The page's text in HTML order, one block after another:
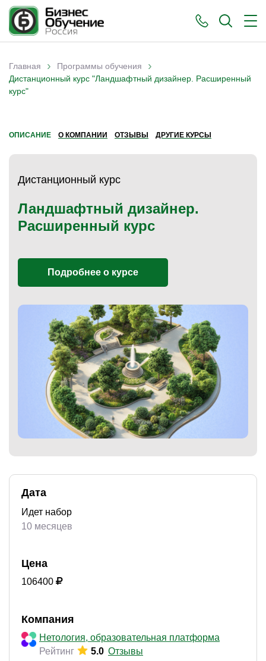
Вы здесь
Главная › Программы обучения ›
Дистанционный курс "Ландшафтный дизайнер. Расширенный
курс"
ОПИСАНИЕ О КОМПАНИИ ОТЗЫВЫ ДРУГИЕ КУРСЫ
Дистанционный курс
Ландшафтный дизайнер.
Расширенный курс
Подробнее о курсе
Дата
Идет набор
10 месяцев
Цена
106400
Компания
Нетология, образовательная платформа
Рейтинг
5.0 Отзывы